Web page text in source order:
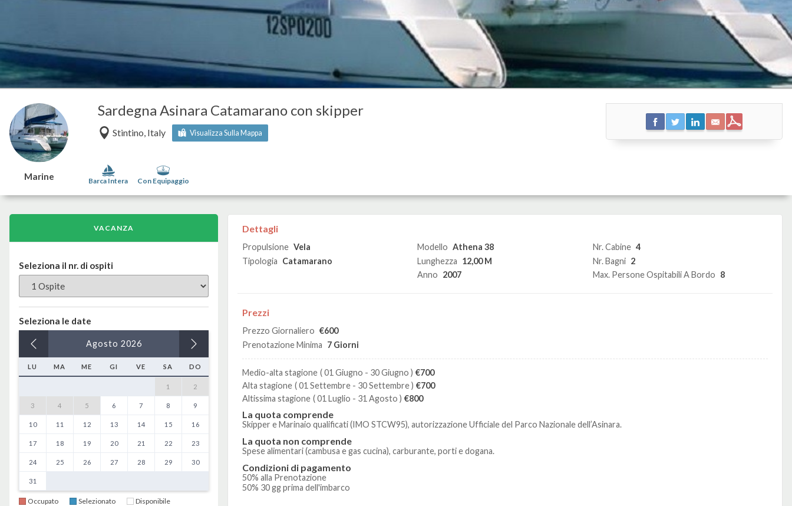
Marine
Sardegna Asinara Catamarano con skipper
Stintino, Italy Visualizza Sulla Mappa
Barca Intera Con Equipaggio
VACANZA
Seleziona il nr. di ospiti
Seleziona le date
Agosto 2026
LU MA ME GI VE SA DO
1 2
3 4 5 6 7 8 9
10 11 12 13 14 15 16
17 18 19 20 21 22 23
24 25 26 27 28 29 30
31
Occupato Selezionato Disponibile
Dettagli
Propulsione Vela
Tipologia Catamarano
Modello Athena 38
Lunghezza 12,00 M
Anno 2007
Nr. Cabine 4
Nr. Bagni 2
Max. Persone Ospitabili A Bordo 8
Prezzi
Prezzo Giornaliero €600
Prenotazione Minima 7 Giorni
Medio-alta stagione ( 01 Giugno - 30 Giugno ) €700
Alta stagione ( 01 Settembre - 30 Settembre ) €700
Altissima stagione ( 01 Luglio - 31 Agosto ) €800
La quota comprende
Skipper e Marinaio qualificati (IMO STCW95), autorizzazione Ufficiale del Parco Nazionale dell’Asinara.
La quota non comprende
Spese alimentari (cambusa e gas cucina), carburante, porti e dogana.
Condizioni di pagamento
50% alla Prenotazione
50% 30 gg prima dell'imbarco